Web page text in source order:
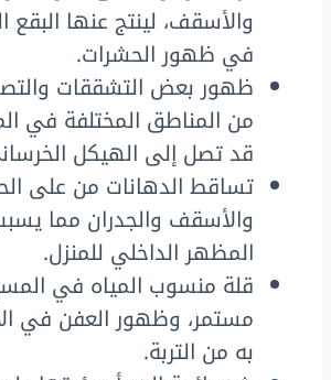
والأسقف، لينتج عنها البقع
في ظهور الحشرات.
ظهور بعض التشققات
من المناطق المختلفة في
قد تصل إلى الهيكل
تساقط الدهانات من على
والأسقف والجدران مما
المظهر الداخلي للمنزل.
قلة منسوب المياه في
مستمر، وظهور العفن في
به من التربة.